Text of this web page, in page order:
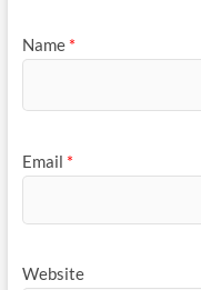
Name *
Email *
Website